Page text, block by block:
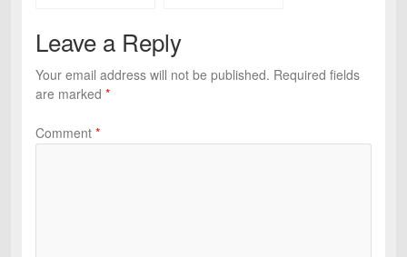
Leave a Reply
Your email address will not be published. Required fields
are marked *
Comment *